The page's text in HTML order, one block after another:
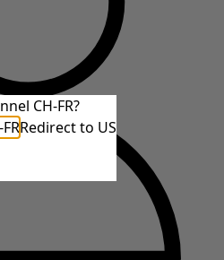
CH-FR?
Redirect to US